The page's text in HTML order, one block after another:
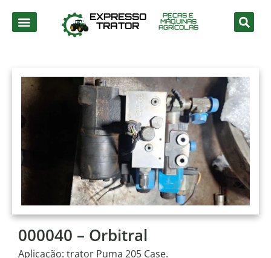
EXPRESSO
TRATOR
PEÇAS E
MÁQUINAS
AGRÍCOLAS
000040 – Orbitral
Aplicação: trator Puma 205 Case.